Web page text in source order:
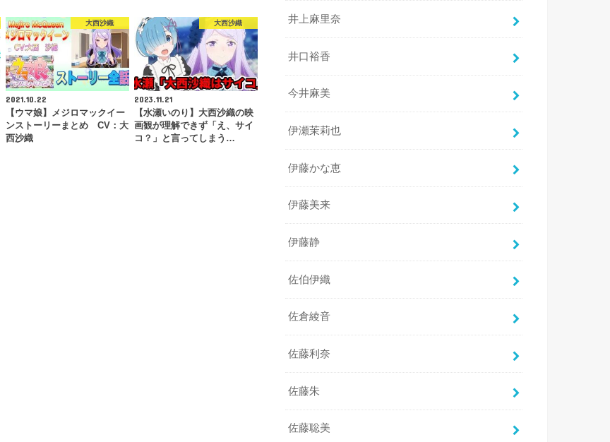
大西沙織
2021.10.22
【ウマ娘】メジロマックイー
ンストーリーまとめ CV：大
西沙織
大西沙織
2023.11.21
【水瀬いのり】大西沙織の映
画観が理解できず「え、サイ
コ？」と言ってしまう…
井上麻里奈
井口裕香
今井麻美
伊瀬茉莉也
伊藤かな恵
伊藤美来
伊藤静
佐伯伊織
佐倉綾音
佐藤利奈
佐藤朱
佐藤聡美